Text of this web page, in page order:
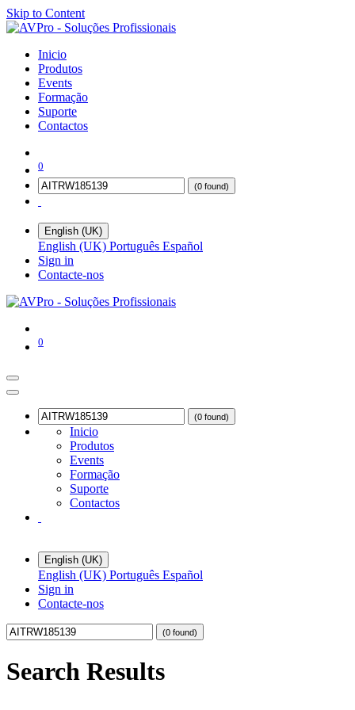
Skip to Content
Inicio
Produtos
Events
Formação
Suporte
Contactos
0
(0 found)
English (UK)
English (UK) Português Español
Sign in
Contacte-nos
0
(0 found)
Inicio
Produtos
Events
Formação
Suporte
Contactos
English (UK)
English (UK) Português Español
Sign in
Contacte-nos
(0 found)
Search Results